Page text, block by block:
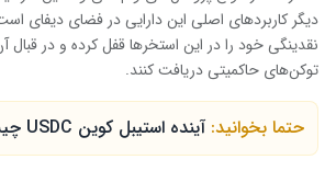
دیگر کاربردهای اصلی این دارایی در فضای دیفای
نقدینگی خود را در این استخرها قفل کرده و در
توکن‌های حاکمیتی دریافت کنند.
حتما بخوانید: آینده استیبل کوین USDC چیست؟